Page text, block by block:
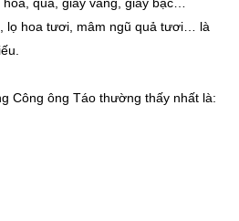
lọ hoa tươi, mâm ngũ quả tươi… là
Công ông Táo thường thấy nhất là: